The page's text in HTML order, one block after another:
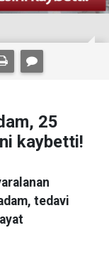
25
kaybetti!
tedavi